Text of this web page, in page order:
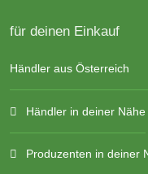
für deinen Einkauf
Händler aus Österreich
Händler in deiner Nähe
Produzenten in deiner